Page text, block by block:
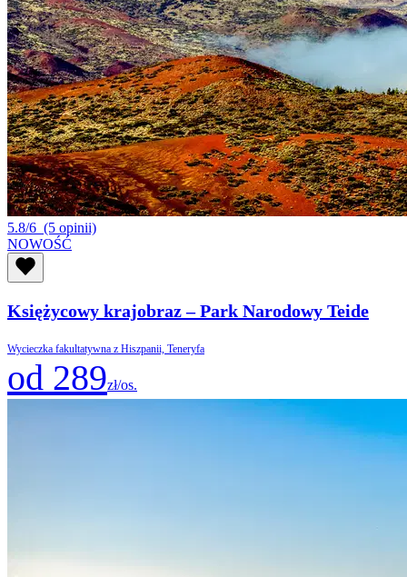
5.8/6 (5 opinii)
NOWOŚĆ
Księżycowy krajobraz – Park Narodowy Teide
Wycieczka fakultatywna z Hiszpanii, Teneryfa
od 289zł/os.